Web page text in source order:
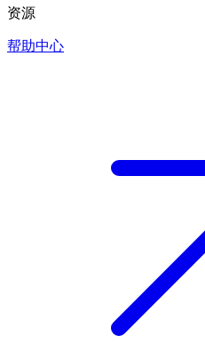
资源
帮助中心